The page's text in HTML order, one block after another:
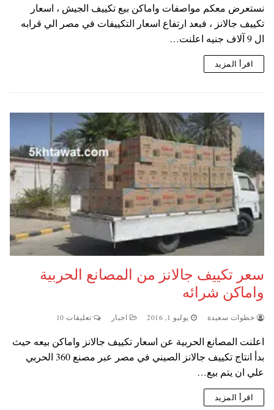
نستعرض معكم مواصفات واماكن بيع تكييف الجيش ، اسعار
تكييف جالانز ، فبعد ارتفاع اسعار التكييفات في مصر الي قرابه
ال 9 آلاف جنيه اعلنت…
اقرأ المزيد
سعر تكييف جالانز من المصانع الحربية
واماكن شرائه
خطوات سعيدة يوليو 1, 2016 اخبار تعليقات 10
اعلنت المصانع الحربية عن اسعار تكييف جالانز واماكن بيعه حيث
بدأ انتاج تكييف جالانز الصيني في مصر عبر مصنع 360 الحربي
علي ان يتم بيع…
اقرأ المزيد